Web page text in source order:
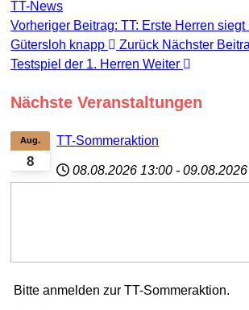
TT-News
Vorheriger Beitrag: TT: Erste Herren siegt
Gütersloh knapp
Zurück Nächster
Testspiel der 1. Herren Weiter
Nächste Veranstaltungen
8
Aug. TT-Sommeraktion
08.08.2026 13:00 - 09.08.2026
Bitte anmelden zur TT-Sommeraktion.